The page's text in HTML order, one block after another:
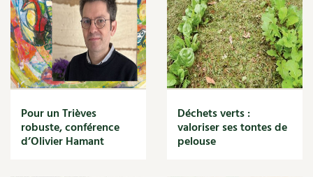
Expérimentation
Fleur
Jardin bio
Légumes
Légumineuse
Maïs doux
Maison saine
Pour un Trièves
robuste, conférence
d’Olivier Hamant
Déchets verts :
valoriser ses tontes de
pelouse